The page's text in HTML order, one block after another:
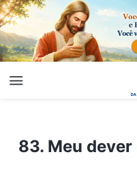
83. Meu dever ou minha
83. Meu